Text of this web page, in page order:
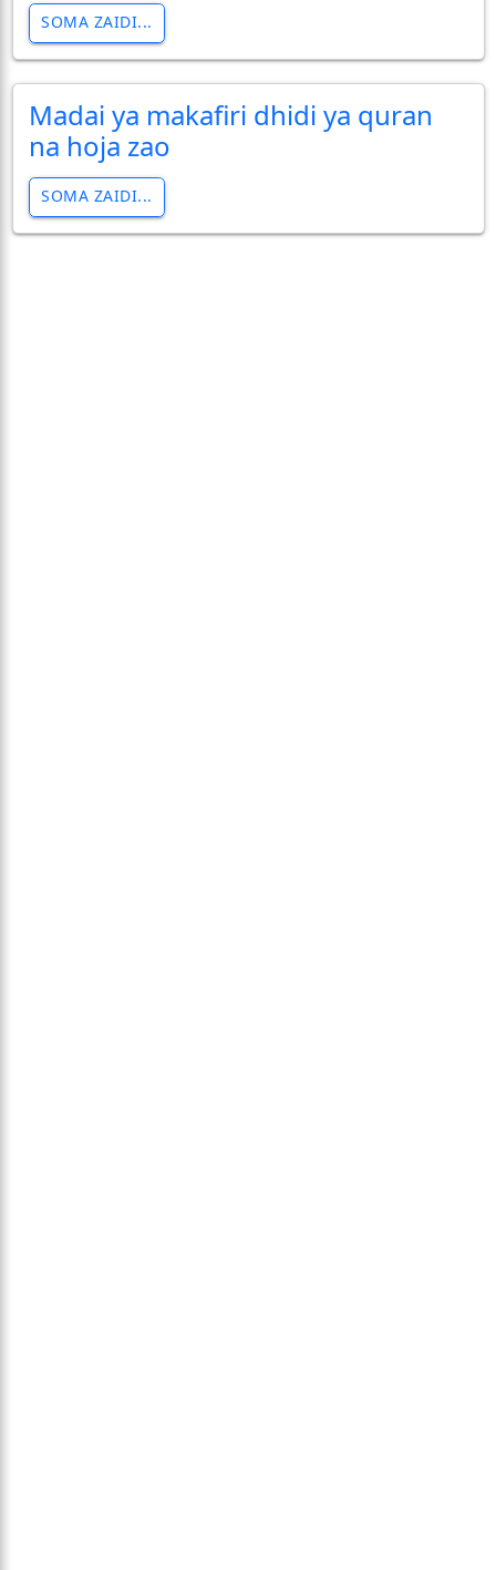
SOMA ZAIDI...
Madai ya makafiri dhidi ya quran
na hoja zao
SOMA ZAIDI...